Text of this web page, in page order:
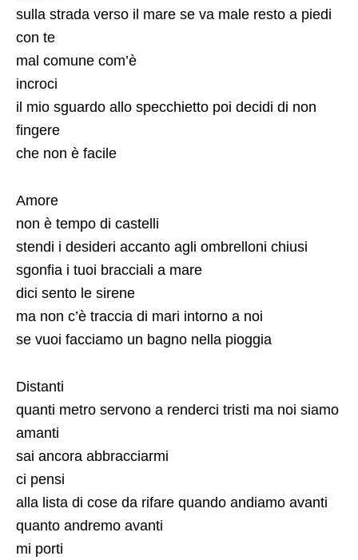
sulla strada verso il mare se va male resto a piedi
con te
mal comune com’è
incroci
il mio sguardo allo specchietto poi decidi di non
fingere
che non è facile
Amore
non è tempo di castelli
stendi i desideri accanto agli ombrelloni chiusi
sgonfia i tuoi bracciali a mare
dici sento le sirene
ma non c’è traccia di mari intorno a noi
se vuoi facciamo un bagno nella pioggia
Distanti
quanti metro servono a renderci tristi ma noi siamo
amanti
sai ancora abbracciarmi
ci pensi
alla lista di cose da rifare quando andiamo avanti
quanto andremo avanti
mi porti